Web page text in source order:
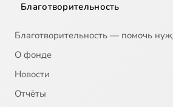
Благотворительность
Благотворительность — помочь
О фонде
Новости
Отчёты